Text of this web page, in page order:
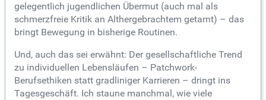
gelegentlich jugendlichen Übermut (auch mal als
schmerzfreie Kritik an Althergebrachtem getarnt) – das
bringt Bewegung in bisherige Routinen.
Und, auch das sei erwähnt: Der gesellschaftliche Trend
zu individuellen Lebensläufen – Patchwork-
Berufsethiken statt gradliniger Karrieren – dringt ins
Tagesgeschäft. Ich staune manchmal, wie viele